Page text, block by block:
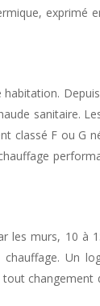
exprimé
sanitaire.
classé F ou G
les murs, 10 à
Un
changement